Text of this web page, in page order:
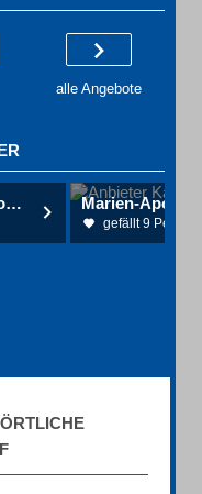
alle Angebote
Fabricius Dirk Dr. med. Radiologe
gefällt 9